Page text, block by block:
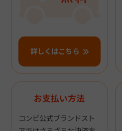
詳しくはこちら
お支払い方法
コンビ公式ブランドスト